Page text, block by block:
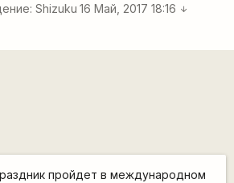
Shizuku 16 Май, 2017 18:16 arrow_downward
пройдет в международном